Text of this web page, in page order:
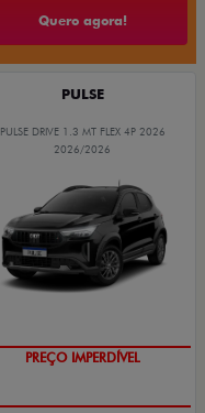
Quero agora!
PULSE
PULSE DRIVE 1.3 MT FLEX 4P 2026
2026/2026
OPORTUNIDADE